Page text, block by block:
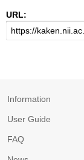
URL:
Information
User Guide
FAQ